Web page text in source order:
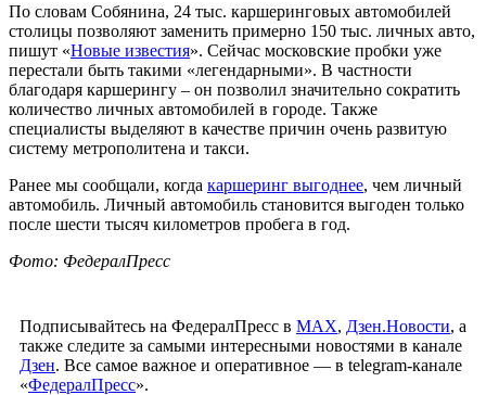
По словам Собянина, 24 тыс. каршеринговых автомобилей
столицы позволяют заменить примерно 150 тыс. личных авто,
пишут «Новые известия». Сейчас московские пробки уже
перестали быть такими «легендарными». В частности
благодаря каршерингу – он позволил значительно сократить
количество личных автомобилей в городе. Также
специалисты выделяют в качестве причин очень развитую
систему метрополитена и такси.
Ранее мы сообщали, когда каршеринг выгоднее, чем личный
автомобиль. Личный автомобиль становится выгоден только
после шести тысяч километров пробега в год.
Фото: ФедералПресс
Подписывайтесь на ФедералПресс в МАХ, Дзен.Новости, а
также следите за самыми интересными новостями в канале
Дзен. Все самое важное и оперативное — в telegram-канале
«ФедералПресс».